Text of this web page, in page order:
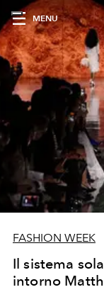
MENU
FASHION WEEK
Il sistema
intorno